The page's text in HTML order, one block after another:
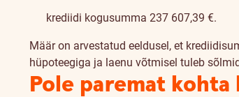
krediidi kogusumma 237 607,39 €.
Määr on arvestatud eeldusel, et
hüpoteegiga ja laenu võtmisel tuleb
Pole paremat kohta